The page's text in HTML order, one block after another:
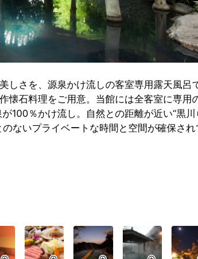
しさを、源泉かけ流しの客室専用露天風呂
懐石料理をご用意。当館には全客室に専用
100％かけ流し。自然との距離が近い“黒川
ないプライベートな時間と空間が確保され